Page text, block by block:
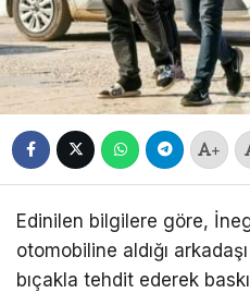
+
Edinilen bilgilere göre,
otomobiline aldığı
bıçakla tehdit ederek